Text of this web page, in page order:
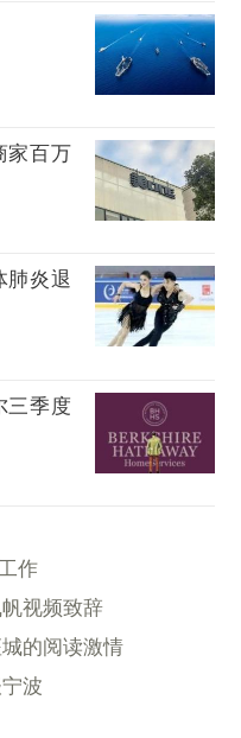
家百万
肺炎退
三季度
作
视频致辞
的阅读激情
波